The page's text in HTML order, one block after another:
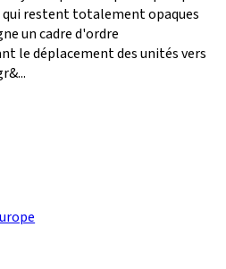
restent totalement opaques
un cadre d'ordre
le déplacement des unités vers